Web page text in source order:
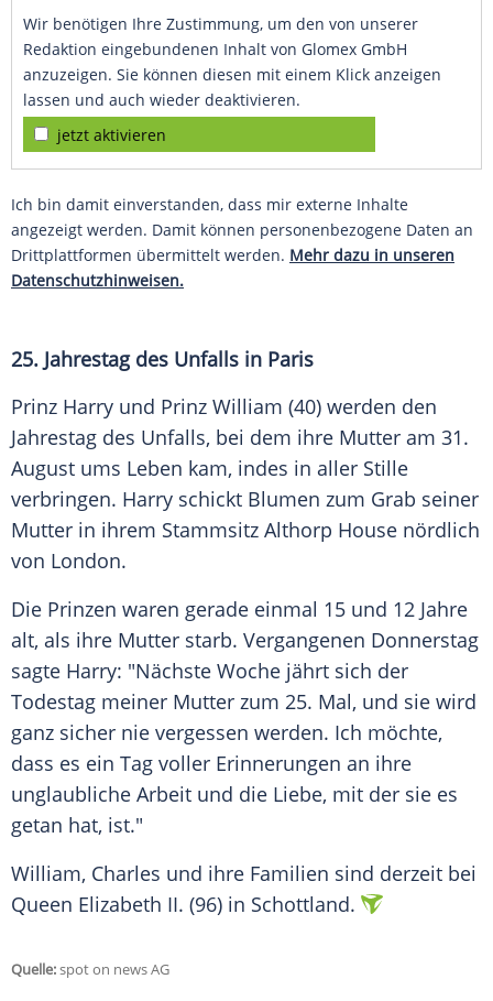
Wir benötigen Ihre Zustimmung, um den von unserer
Redaktion eingebundenen Inhalt von Glomex GmbH
anzuzeigen. Sie können diesen mit einem Klick anzeigen
lassen und auch wieder deaktivieren.
jetzt aktivieren
Ich bin damit einverstanden, dass mir externe Inhalte
angezeigt werden. Damit können personenbezogene Daten an
Drittplattformen übermittelt werden. Mehr dazu in unseren
Datenschutzhinweisen.
25. Jahrestagdes Unfalls in Paris
Prinz Harry und Prinz William (40) werden den
Jahrestag des Unfalls, bei dem ihre Mutter am 31.
August ums Leben kam, indes in aller Stille
verbringen. Harry schickt Blumen zum Grab seiner
Mutter in ihrem Stammsitz Althorp House nördlich
von London.
Die Prinzen waren gerade einmal 15 und 12 Jahre
alt, als ihre Mutter starb. Vergangenen Donnerstag
sagte Harry: "Nächste Woche jährt sich der
Todestag meiner Mutter zum 25. Mal, und sie wird
ganz sicher nie vergessen werden. Ich möchte,
dass es ein Tag voller Erinnerungen an ihre
unglaubliche Arbeit und die Liebe, mit der sie es
getan hat, ist."
William, Charles und ihre Familien sind derzeit bei
Queen Elizabeth II. (96) in Schottland.
Quelle:spot on news AG